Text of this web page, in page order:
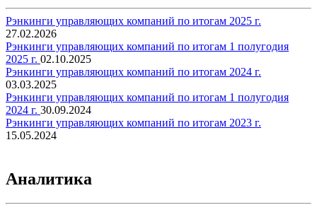
Рэнкинги управляющих компаний по итогам 2025 г.
27.02.2026
Рэнкинги управляющих компаний по итогам 1 полугодия
2025 г. 02.10.2025
Рэнкинги управляющих компаний по итогам 2024 г.
03.03.2025
Рэнкинги управляющих компаний по итогам 1 полугодия
2024 г. 30.09.2024
Рэнкинги управляющих компаний по итогам 2023 г.
15.05.2024
Аналитика